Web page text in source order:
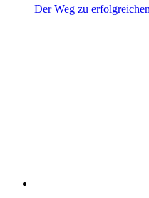
Der Weg zu